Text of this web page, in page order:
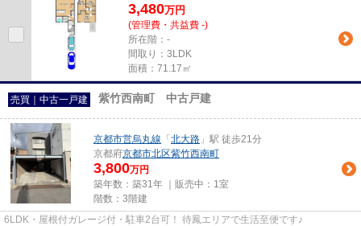
3,480万円
(管理費・共益費 -)
所在階：-
間取り：3LDK
面積：71.17㎡
売買｜中古一戸建 紫竹西南町 中古戸建
京都市営烏丸線 「 北大路 」駅 徒歩21分
京都府京都市北区紫竹西南町
3,800万円
築年数：築31年 ｜販売中： 1室
階数：3階建
6LDK・屋根付ガレージ付・駐車2台可！ 待鳳エリアで生活至便です♪